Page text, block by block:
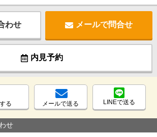
わせ メールで問合せ
内見予約
る メールで送る LINEで送る
せ